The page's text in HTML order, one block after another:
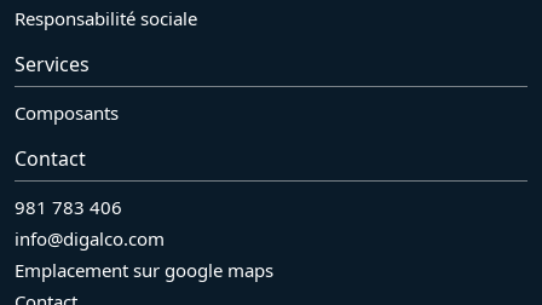
Responsabilité sociale
Services
Composants
Contact
981 783 406
info@digalco.com
Emplacement sur google maps